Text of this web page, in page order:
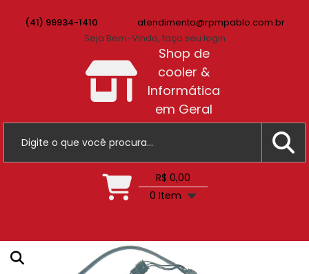
Shop de
cooler &
Informática
em Geral
(41) 99934-1410
atendimento@rpmpablo.com.br
Seja Bem-Vindo, faça seu login
R$ 0,00
0 Item